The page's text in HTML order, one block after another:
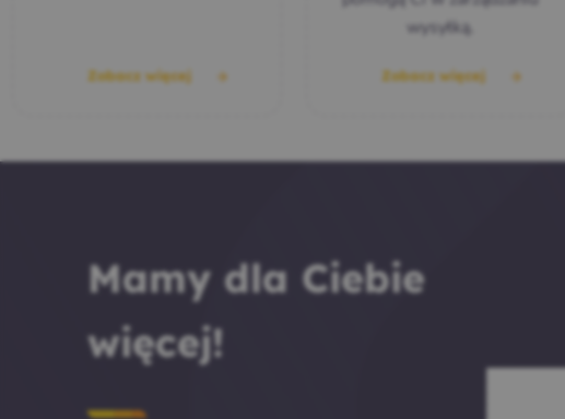
Zobacz więcej
wysyłką.
Zobacz więcej
Mamy dla Ciebie
więcej!